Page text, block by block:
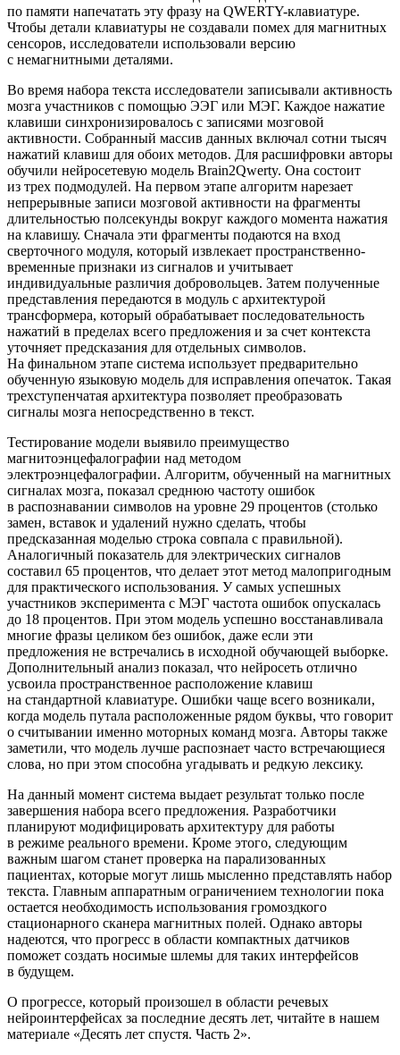
по памяти напечатать эту фразу на QWERTY-клавиатуре.
Чтобы детали клавиатуры не создавали помех для магнитных
сенсоров, исследователи использовали версию
с немагнитными деталями.
Во время набора текста исследователи записывали активность
мозга участников с помощью ЭЭГ или МЭГ. Каждое нажатие
клавиши синхронизировалось с записями мозговой
активности. Собранный массив данных включал сотни тысяч
нажатий клавиш для обоих методов. Для расшифровки авторы
обучили нейросетевую модель Brain2Qwerty. Она состоит
из трех подмодулей. На первом этапе алгоритм нарезает
непрерывные записи мозговой активности на фрагменты
длительностью полсекунды вокруг каждого момента нажатия
на клавишу. Сначала эти фрагменты подаются на вход
сверточного модуля, который извлекает пространственно-
временные признаки из сигналов и учитывает
индивидуальные различия добровольцев. Затем полученные
представления передаются в модуль с архитектурой
трансформера, который обрабатывает последовательность
нажатий в пределах всего предложения и за счет контекста
уточняет предсказания для отдельных символов.
На финальном этапе система использует предварительно
обученную языковую модель для исправления опечаток. Такая
трехступенчатая архитектура позволяет преобразовать
сигналы мозга непосредственно в текст.
Тестирование модели выявило преимущество
магнитоэнцефалографии над методом
электроэнцефалографии. Алгоритм, обученный на магнитных
сигналах мозга, показал среднюю частоту ошибок
в распознавании символов на уровне 29 процентов (столько
замен, вставок и удалений нужно сделать, чтобы
предсказанная моделью строка совпала с правильной).
Аналогичный показатель для электрических сигналов
составил 65 процентов, что делает этот метод малопригодным
для практического использования. У самых успешных
участников эксперимента с МЭГ частота ошибок опускалась
до 18 процентов. При этом модель успешно восстанавливала
многие фразы целиком без ошибок, даже если эти
предложения не встречались в исходной обучающей выборке.
Дополнительный анализ показал, что нейросеть отлично
усвоила пространственное расположение клавиш
на стандартной клавиатуре. Ошибки чаще всего возникали,
когда модель путала расположенные рядом буквы, что говорит
о считывании именно моторных команд мозга. Авторы также
заметили, что модель лучше распознает часто встречающиеся
слова, но при этом способна угадывать и редкую лексику.
На данный момент система выдает результат только после
завершения набора всего предложения. Разработчики
планируют модифицировать архитектуру для работы
в режиме реального времени. Кроме этого, следующим
важным шагом станет проверка на парализованных
пациентах, которые могут лишь мысленно представлять набор
текста. Главным аппаратным ограничением технологии пока
остается необходимость использования громоздкого
стационарного сканера магнитных полей. Однако авторы
надеются, что прогресс в области компактных датчиков
поможет создать носимые шлемы для таких интерфейсов
в будущем.
О прогрессе, который произошел в области речевых
нейроинтерфейсах за последние десять лет, читайте в нашем
материале «Десять лет спустя. Часть 2».